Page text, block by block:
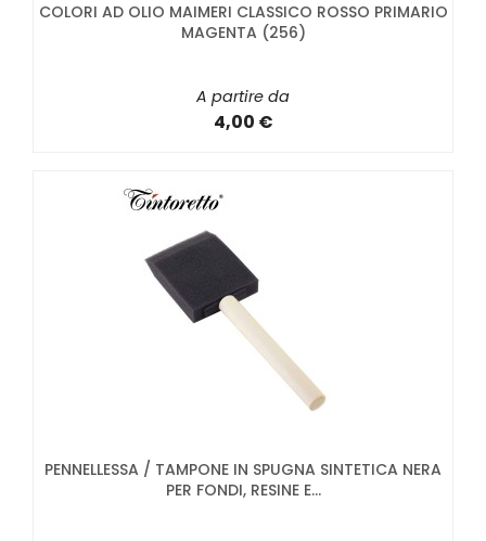
COLORI AD OLIO MAIMERI CLASSICO ROSSO PRIMARIO
MAGENTA (256)
A partire da
4,00 €
PENNELLESSA / TAMPONE IN SPUGNA SINTETICA NERA
PER FONDI, RESINE E...